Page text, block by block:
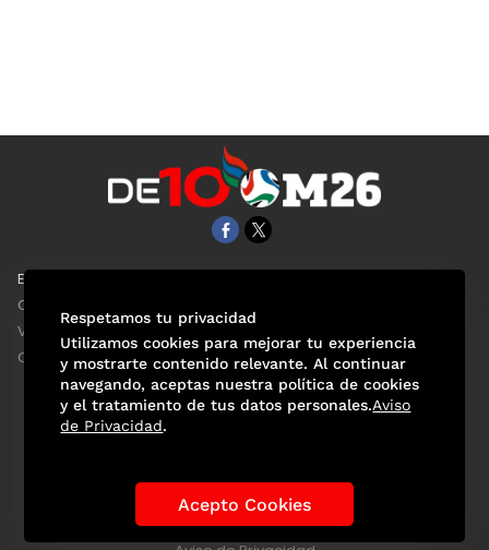
EL UNIVERSAL
Clase
ViveUSA
Confabulario
Historia de los Mundiales Lo viral Anécdotas Mundialistas
Las Figuras Tendencias Directorio
Respetamos tu privacidad
Utilizamos cookies para mejorar tu experiencia
y mostrarte contenido relevante. Al continuar
navegando, aceptas nuestra política de cookies
y el tratamiento de tus datos personales.Aviso
de Privacidad.
Acepto Cookies